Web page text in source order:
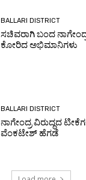
BALLARI DISTRICT
ಸಚಿವರಾಗಿ ಬಂದ
ಕೋರಿದ ಅಭಿಮಾನಿಗಳು
BALLARI DISTRICT
ನಾಗೇಂದ್ರ ವಿರುದ್ಧದ
ವೆಂಕಟೇಶ್ ಹೆಗಡೆ